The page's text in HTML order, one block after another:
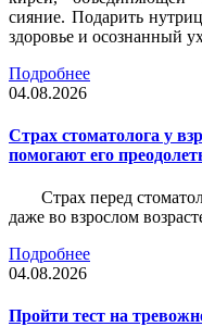
сияние. Подарить
здоровье и осознанный
Подробнее
04.08.2026
Страх стоматолога у
помогают его
Страх перед
даже во взрослом
Подробнее
04.08.2026
Пройти тест на